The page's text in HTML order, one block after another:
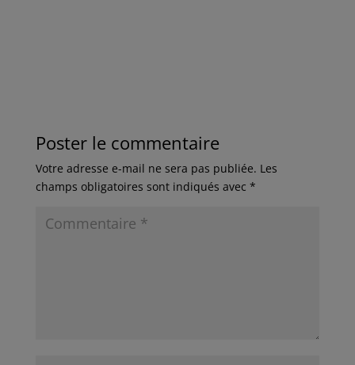
Poster le commentaire
Votre adresse e-mail ne sera pas publiée. Les
champs obligatoires sont indiqués avec *